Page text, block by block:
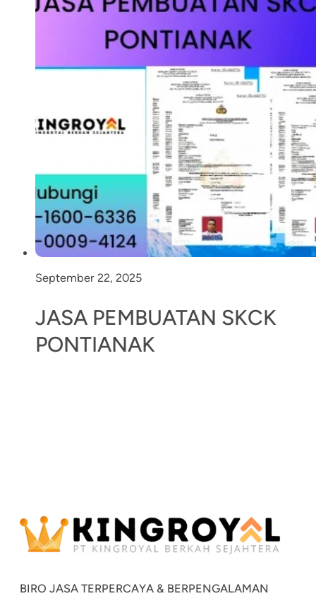
September 22, 2025
JASA PEMBUATAN SKCK
PONTIANAK
BIRO JASA TERPERCAYA & BERPENGALAMAN